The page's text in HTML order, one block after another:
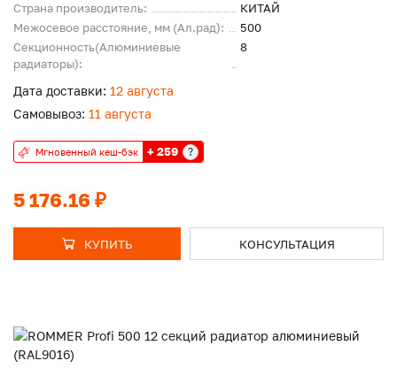
Страна производитель:
КИТАЙ
Межосевое расстояние, мм (Ал.рад):
500
Секционность(Алюминиевые
радиаторы):
8
5 176.16 ₽
Дата доставки: 12 августа
Самовывоз: 11 августа
Мгновенный кеш-бэк + 259 ?
КУПИТЬ КОНСУЛЬТАЦИЯ